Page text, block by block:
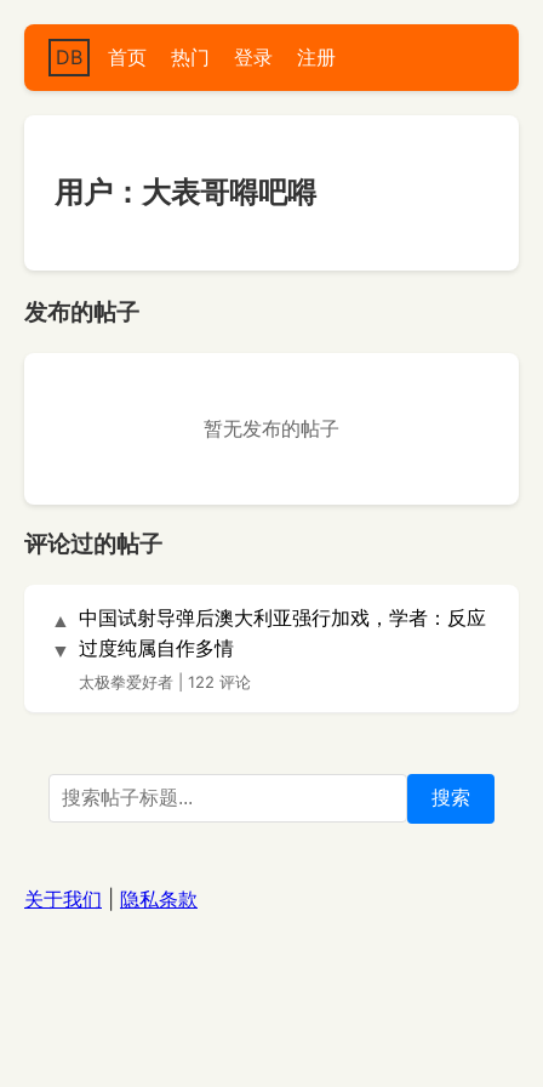
DB 首页 热门 登录 注册
用户：大表哥嘚吧嘚
发布的帖子
暂无发布的帖子
评论过的帖子
▲
▼
中国试射导弹后澳大利亚强行加戏，学者：反应
过度纯属自作多情
太极拳爱好者 122 评论
搜索
关于我们 隐私条款